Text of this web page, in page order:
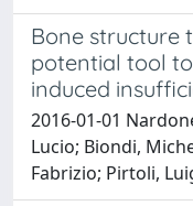
Bone structure
potential tool
induced
2016-01-01
Lucio; Biondi,
Fabrizio; Pirtoli,